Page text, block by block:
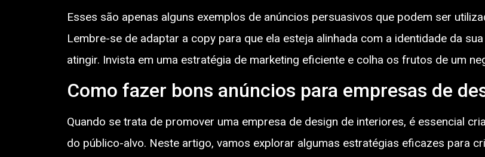
Esses são apenas alguns exemplos de anúncios persuasivos que podem ser
Lembre-se de adaptar a copy para que ela esteja alinhada com a identidade da
atingir. Invista em uma estratégia de marketing eficiente e colha os frutos de um
Como fazer bons anúncios para empresas de
Quando se trata de promover uma empresa de design de interiores, é essencial
do público-alvo. Neste artigo, vamos explorar algumas estratégias eficazes para